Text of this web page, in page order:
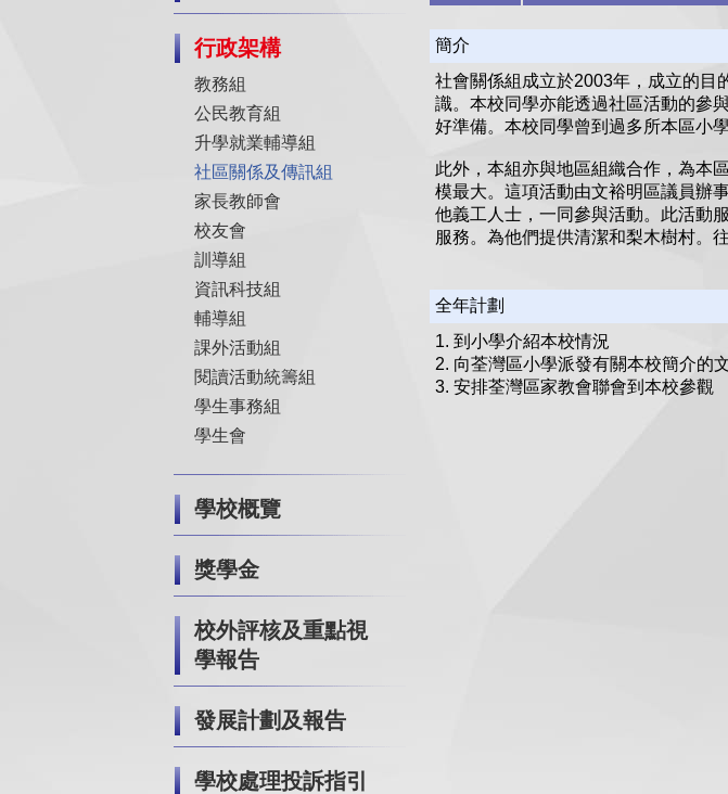
行政架構
教務組
公民教育組
升學就業輔導組
社區關係及傳訊組
家長教師會
校友會
訓導組
資訊科技組
輔導組
課外活動組
閱讀活動統籌組
學生事務組
學生會
學校概覽
獎學金
校外評核及重點視
學報告
發展計劃及報告
學校處理投訴指引
簡介
社會關係組成立於2003年，成立的目
識。本校同學亦能透過社區活動的參
好準備。本校同學曾到過多所本區小
此外，本組亦與地區組織合作，為本
模最大。這項活動由文裕明區議員辦
他義工人士，一同參與活動。此活動
服務。為他們提供清潔和梨木樹村。
全年計劃
1. 到小學介紹本校情況
2. 向荃灣區小學派發有關本校簡介的
3. 安排荃灣區家教會聯會到本校參觀